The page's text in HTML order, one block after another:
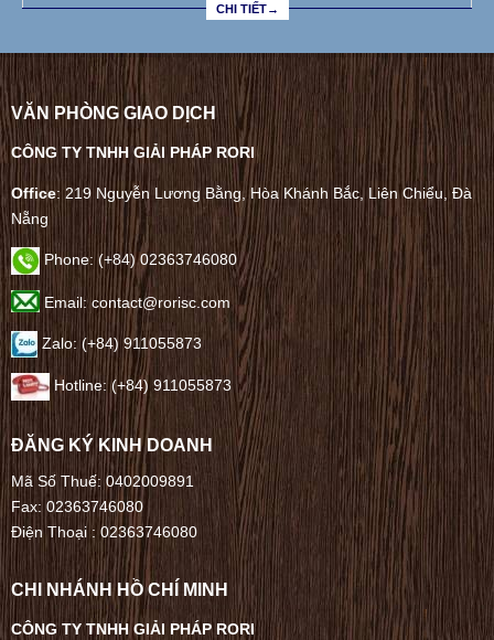
CHI TIẾT→
VĂN PHÒNG GIAO DỊCH
CÔNG TY TNHH GIẢI PHÁP RORI
Office: 219 Nguyễn Lương Bằng, Hòa Khánh Bắc, Liên Chiểu, Đà
Nẵng
Phone:(+84) 02363746080
Email: contact@rorisc.com
Zalo: (+84) 911055873
Hotline: (+84) 911055873
ĐĂNG KÝ KINH DOANH
Mã Số Thuế: 0402009891
Fax: 02363746080
Điện Thoại :02363746080
CHI NHÁNH HỒ CHÍ MINH
CÔNG TY TNHH GIẢI PHÁP RORI